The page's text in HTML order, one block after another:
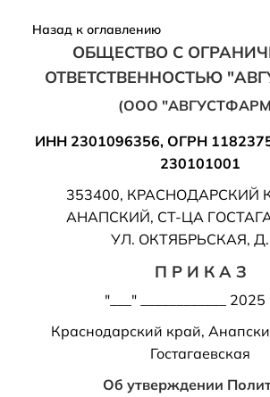
Назад к оглавлению
ОБЩЕСТВО С
ОТВЕТСТВЕННОСТЬЮ
(ООО
ИНН 2301096356, ОГРН
230101001
353400, КРАСНОДАРСКИЙ
АНАПСКИЙ, СТ-ЦА
УЛ. ОКТЯБРЬСКАЯ, Д.
П Р И К А З
"___" ____________
Краснодарский край,
Гостагаевская
Об утверждении